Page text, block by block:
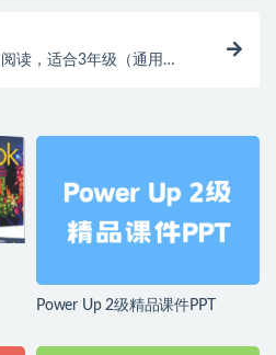
读，适合3年级（通用
Power Up 2级精品课件PPT